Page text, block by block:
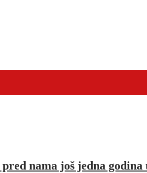
nama još jedna godina